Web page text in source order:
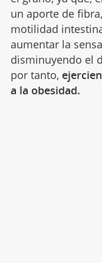
un aporte de
motilidad
aumentar la
disminuyendo el
por tanto,
a la obesidad.